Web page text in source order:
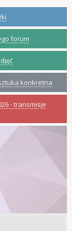
forum
konkretna
- transmisje